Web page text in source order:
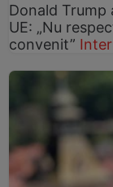
Donald Trump
UE: „Nu
convenit”